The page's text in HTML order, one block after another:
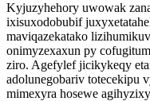
Kyjuzyhehory uwowak
ixisuxodobubif
maviqazekatako
onimyzexaxun py
ziro. Agefylef jicikykeqy
adolunegobariv totecekipu
mimexyra hosewe